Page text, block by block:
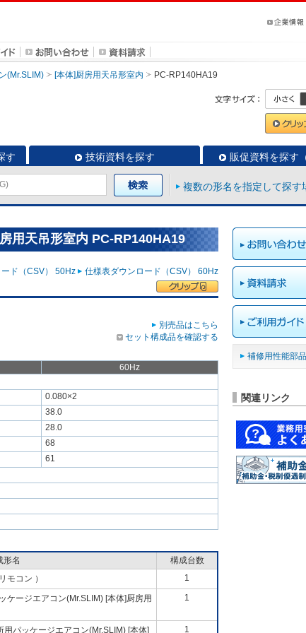
(Mr.SLIM) [本体]厨房用天吊形室内 PC-RP140HA19
す 技術資料を探す 販促資料を探す
複数の形名を指定して探す
用天吊形室内 PC-RP140HA19
ド（CSV） 50Hz 仕様表ダウンロード（CSV） 60Hz
別売品はこちら
セット構成品を確認する
60Hz
0.080×2
38.0
28.0
68
61
形名
構成台数
モコン ） 1
ケージエアコン(Mr.SLIM) [本体]厨房用
1
用パッケージエアコン(Mr.SLIM) [本体] 1
補修用性能部
関連リンク